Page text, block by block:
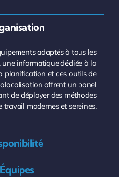
adaptés à tous les
une informatique dédiée à la
planification et des outils de
offrent un panel
de déployer des méthodes
travail modernes et sereines.
Équipes